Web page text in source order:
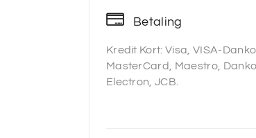
Betaling
Kredit Kort: Visa, VISA-
MasterCard, Maestro,
Electron, JCB.